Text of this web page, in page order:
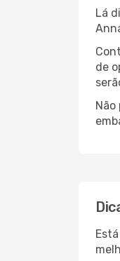
Lá
de
Não